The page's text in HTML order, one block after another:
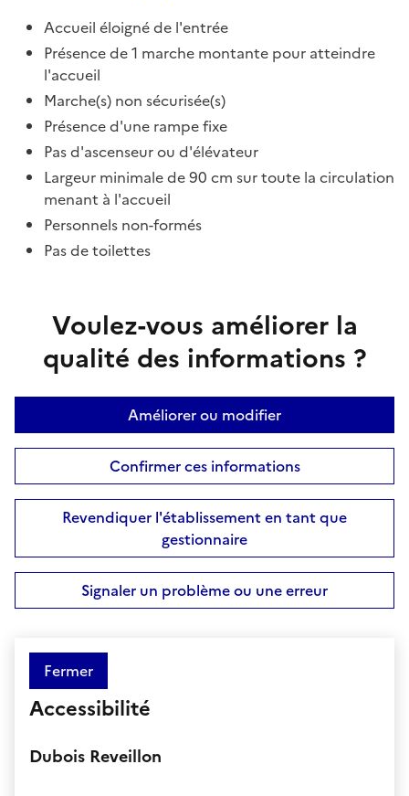
Accueil éloigné de l'entrée
Présence de 1 marche montante pour atteindre
l'accueil
Marche(s) non sécurisée(s)
Présence d'une rampe fixe
Pas d'ascenseur ou d'élévateur
Largeur minimale de 90 cm sur toute la circulation
menant à l'accueil
Personnels non-formés
Pas de toilettes
Voulez-vous améliorer la
qualité des informations ?
Améliorer ou modifier
Confirmer ces informations
Revendiquer l'établissement en tant que
gestionnaire
Signaler un problème ou une erreur
Fermer
Accessibilité
Dubois Reveillon